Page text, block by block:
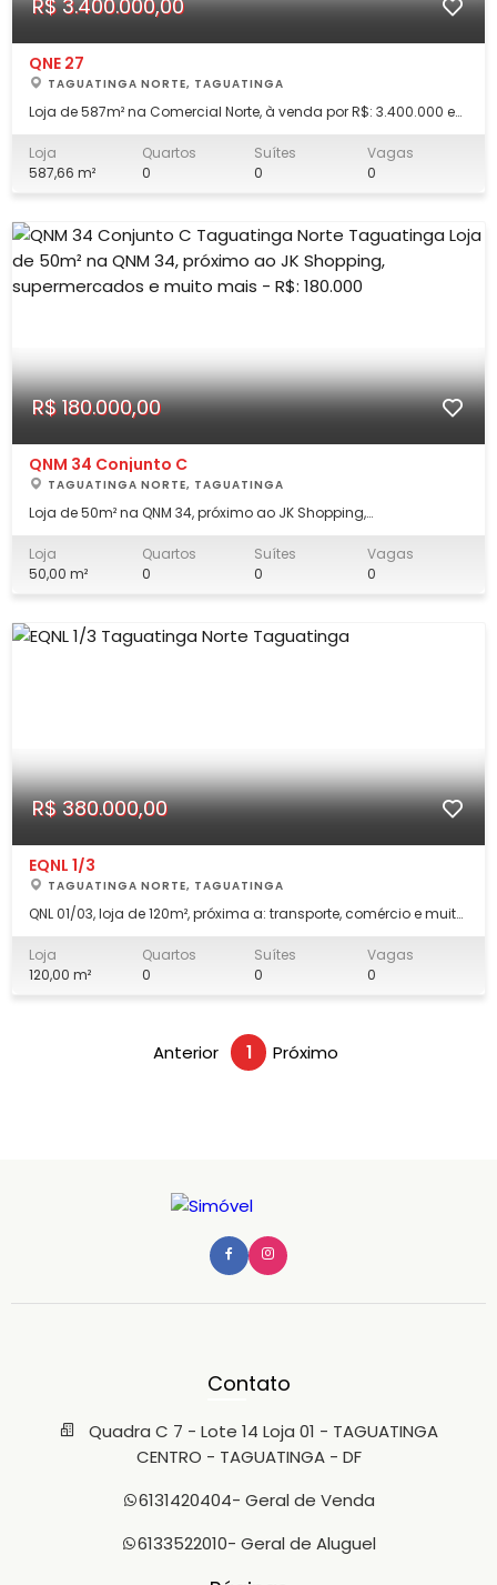
R$ 3.400.000,00
QNE 27
TAGUATINGA NORTE, TAGUATINGA
Loja de 587m² na Comercial Norte, à venda por R$: 3.400.000 e
facilitado à Samdu, Pistão e Estrutural, próxima a bancos,
escolas, parada de ônibus, supermercados, restaurantes,
Loja
587,66 m²
Quartos
0
Suítes
0
Vagas
0
R$ 180.000,00
QNM 34 Conjunto C
TAGUATINGA NORTE, TAGUATINGA
Loja de 50m² na QNM 34, próximo ao JK Shopping,
localização privilegiada, na QNM 34, próximo ao JK Shopping,
Fort Atacadista, posto de gasolina, parada de ônibus e muito
Loja
50,00 m²
Quartos
0
Suítes
0
Vagas
0
R$ 380.000,00
EQNL 1/3
TAGUATINGA NORTE, TAGUATINGA
QNL 01/03, loja de 120m², próxima a: transporte, comércio e muito
principal da QNL, EPTG e Hélio Prates, a loja tem uma ampla
variedade de comércio ao seu redor: Mineirinho Choperia,
Loja
120,00 m²
Quartos
0
Suítes
0
Vagas
0
Anterior 1 Próximo
Contato
Quadra C 7 - Lote 14 Loja 01 - TAGUATINGA
CENTRO - TAGUATINGA - DF
6131420404- Geral de Venda
6133522010- Geral de Aluguel